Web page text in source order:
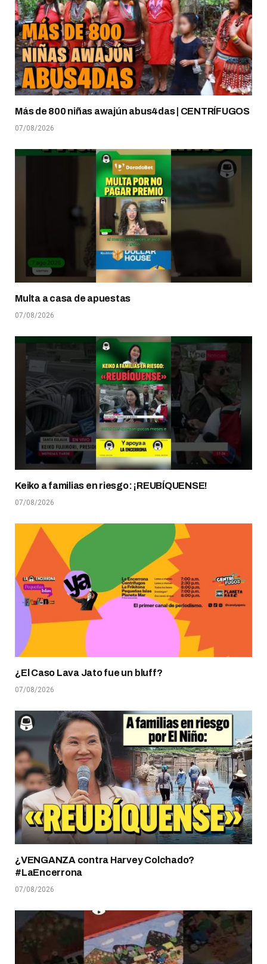
Más de 800 niñas awajún abus4das | CENTRÍFUGOS
07/08/2026
Multa a casa de apuestas
07/08/2026
Keiko a familias en riesgo: ¡REUBÍQUENSE!
07/08/2026
¿El Caso Lava Jato fue un bluff?
07/08/2026
¿VENGANZA contra Harvey Colchado?
#LaEncerrona
07/08/2026